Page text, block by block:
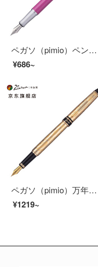
ペガソ（pimio）ペンの署名ペンの女性が執務しています。大人が学生用0.5 mmのインクペンで書いています。
¥686~
ペガソ（pimio）万年筆サインペン男性女性ビジネスオフィス成人学生用0.5 mmインクペンパリ風情シリーズ901ゴールドクリップ
¥1219~